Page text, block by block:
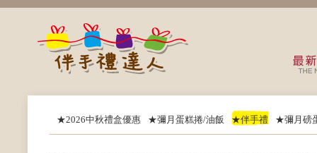
★2026中秋禮盒優惠 ★彌月蛋糕捲/油飯 ★伴手禮 ★彌月磅